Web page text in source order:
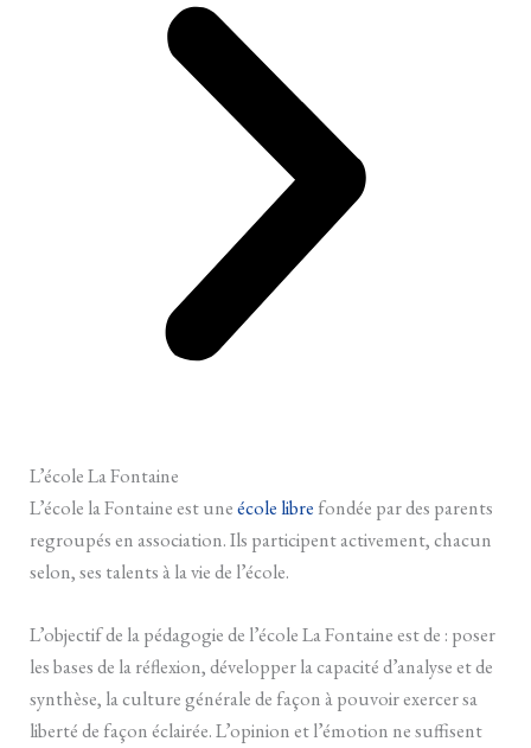
L’école La Fontaine
L’école la Fontaine est uneécole libre fondée par des parents
regroupés en association. Ils participent activement, chacun
selon, ses talents à la vie de l’école.
L’objectif de la pédagogie de l’école La Fontaine est de : poser
les bases de la réflexion, développer la capacité d’analyse et de
synthèse, la culture générale de façon à pouvoir exercer sa
liberté de façon éclairée. L’opinion et l’émotion ne suffisent